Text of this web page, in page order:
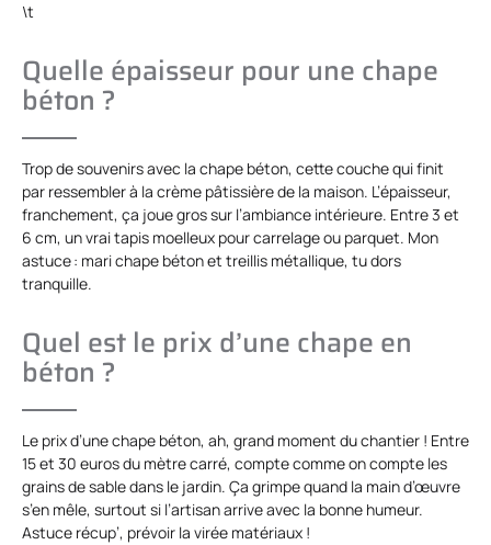
\t
Quelle épaisseur pour une chape
béton ?
Trop de souvenirs avec la chape béton, cette couche qui finit
par ressembler à la crème pâtissière de la maison. L’épaisseur,
franchement, ça joue gros sur l’ambiance intérieure. Entre 3 et
6 cm, un vrai tapis moelleux pour carrelage ou parquet. Mon
astuce : mari chape béton et treillis métallique, tu dors
tranquille.
Quel est le prix d’une chape en
béton ?
Le prix d’une chape béton, ah, grand moment du chantier ! Entre
15 et 30 euros du mètre carré, compte comme on compte les
grains de sable dans le jardin. Ça grimpe quand la main d’œuvre
s’en mêle, surtout si l’artisan arrive avec la bonne humeur.
Astuce récup’, prévoir la virée matériaux !